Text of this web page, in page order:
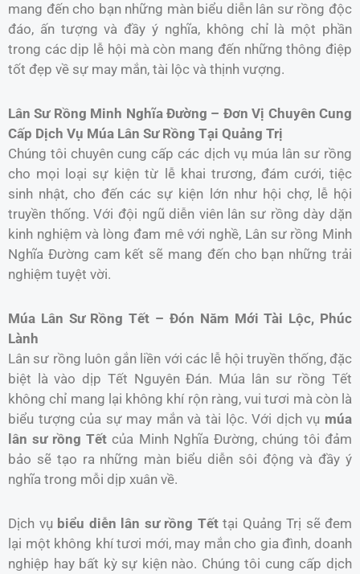
mang đến cho bạn những màn biểu diễn lân sư rồng độc
đáo, ấn tượng và đầy ý nghĩa, không chỉ là một phần
trong các dịp lễ hội mà còn mang đến những thông điệp
tốt đẹp về sự may mắn, tài lộc và thịnh vượng.
Lân Sư Rồng Minh Nghĩa Đường – Đơn Vị Chuyên Cung
Cấp Dịch Vụ Múa Lân Sư Rồng Tại Quảng Trị
Chúng tôi chuyên cung cấp các dịch vụ múa lân sư rồng
cho mọi loại sự kiện từ lễ khai trương, đám cưới, tiệc
sinh nhật, cho đến các sự kiện lớn như hội chợ, lễ hội
truyền thống. Với đội ngũ diễn viên lân sư rồng dày dặn
kinh nghiệm và lòng đam mê với nghề, Lân sư rồng Minh
Nghĩa Đường cam kết sẽ mang đến cho bạn những trải
nghiệm tuyệt vời.
Múa Lân Sư Rồng Tết – Đón Năm Mới Tài Lộc, Phúc
Lành
Lân sư rồng luôn gắn liền với các lễ hội truyền thống, đặc
biệt là vào dịp Tết Nguyên Đán. Múa lân sư rồng Tết
không chỉ mang lại không khí rộn ràng, vui tươi mà còn là
biểu tượng của sự may mắn và tài lộc. Với dịch vụ múa
lân sư rồng Tết của Minh Nghĩa Đường, chúng tôi đảm
bảo sẽ tạo ra những màn biểu diễn sôi động và đầy ý
nghĩa trong mỗi dịp xuân về.
Dịch vụ biểu diễn lân sư rồng Tếttại Quảng Trị sẽ đem
lại một không khí tươi mới, may mắn cho gia đình, doanh
nghiệp hay bất kỳ sự kiện nào. Chúng tôi cung cấp dịch